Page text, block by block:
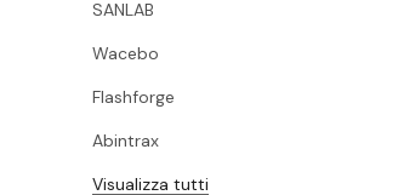
SANLAB
Wacebo
Flashforge
Abintrax
Visualizza tutti